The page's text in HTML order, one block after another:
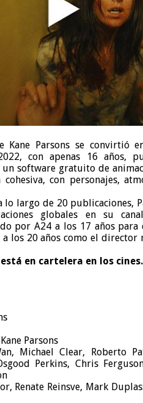
Kane Parsons se convirtió
con apenas 16 años,
software gratuito de
con personajes,
largo de 20 publicaciones,
globales en su
por A24 a los 17 años
a los 20 años como el
en cartelera en los cines.
Parsons
Michael Clear, Roberto
Perkins, Chris
Renate Reinsve, Mark